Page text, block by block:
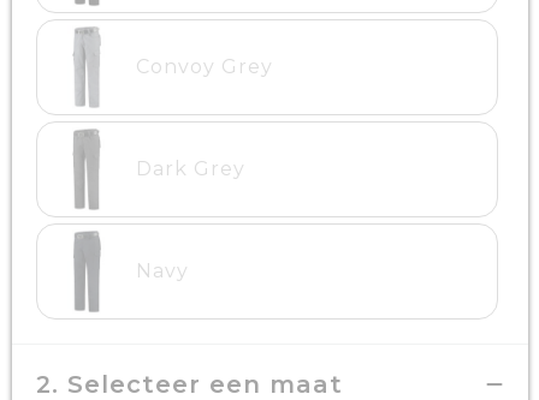
Convoy Grey
Dark Grey
Navy
2. Selecteer een maat